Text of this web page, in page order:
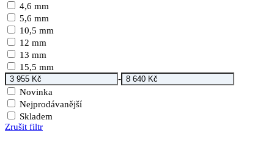
4,6 mm
5,6 mm
10,5 mm
12 mm
13 mm
15,5 mm
-
Novinka
Nejprodávanější
Skladem
Zrušit filtr